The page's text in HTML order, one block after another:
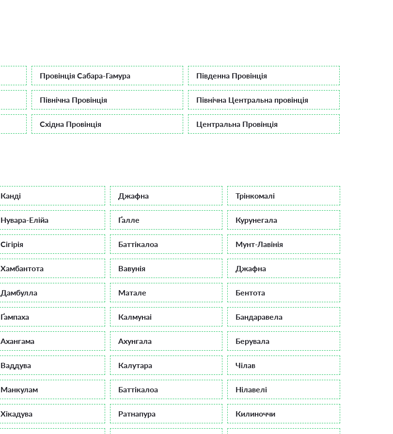
Провінція Сабара-Гамура Південна Провінція
Північна Провінція Північна Центральна провінція
Східна Провінція Центральна Провінція
Канді Джафна Трінкомалі
Нувара-Елійа Ґалле Курунегала
Сігірія Баттікалоа Мунт-Лавінія
Хамбантота Вавунія Джафна
Дамбулла Матале Бентота
Ґампаха Калмунаі Бандаравела
Ахангама Ахунгала Берувала
Ваддува Калутара Чілав
Манкулам Баттікалоа Нілавелі
Хікадува Ратнапура Килиноччи